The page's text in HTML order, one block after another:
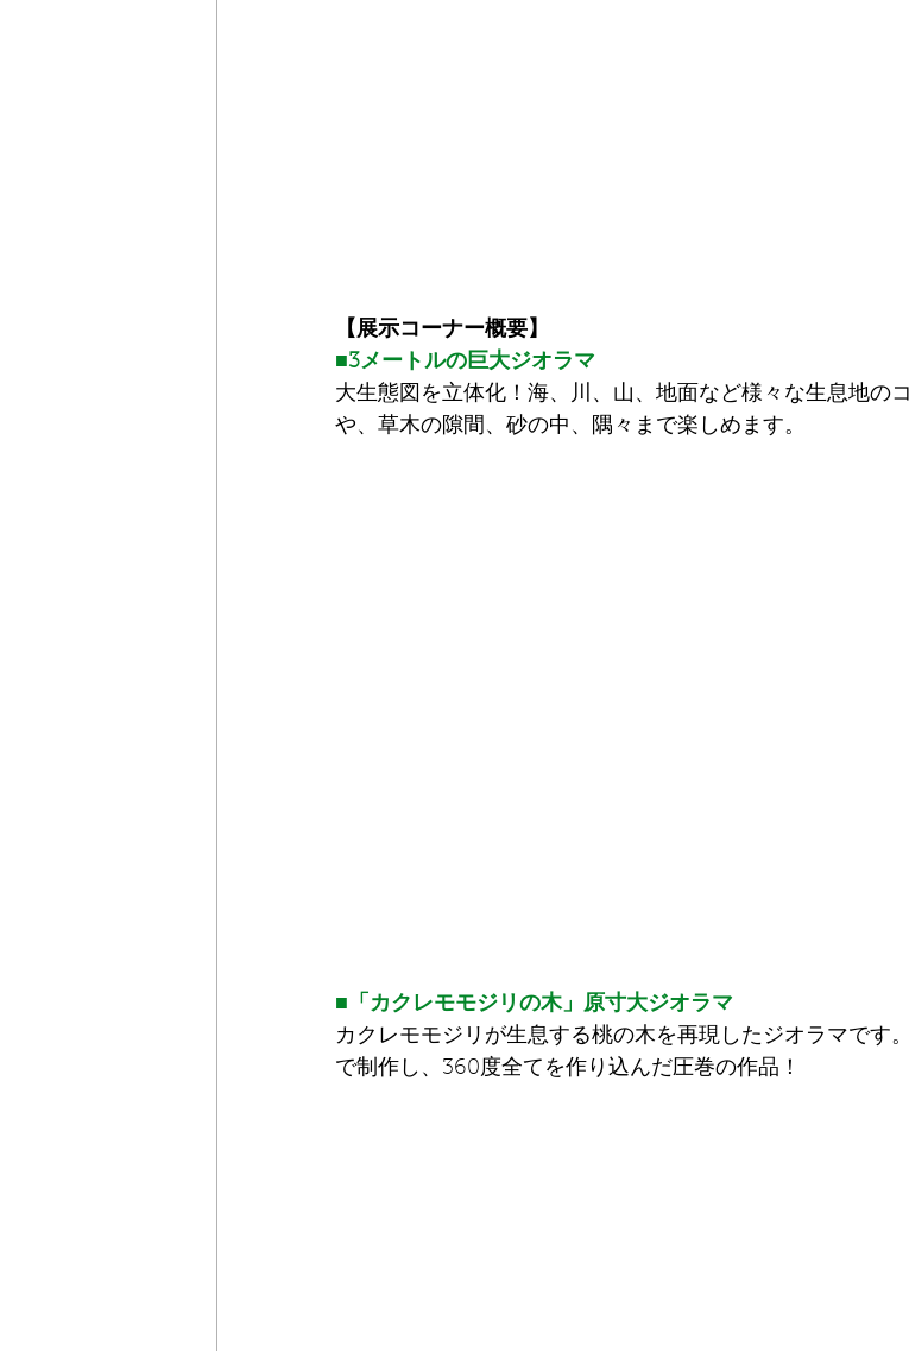
【展⽰コーナー概要】
■3メートルの巨⼤ジオラマ
⼤⽣態図を⽴体化！海、川、⼭、地⾯など様々な⽣息地の
や、草⽊の隙間、砂の中、隅々まで楽しめます。
■「カクレモモジリの⽊」原⼨⼤ジオラマ
カクレモモジリが⽣息する桃の⽊を再現したジオラマです
で制作し、360度全てを作り込んだ圧巻の作品！